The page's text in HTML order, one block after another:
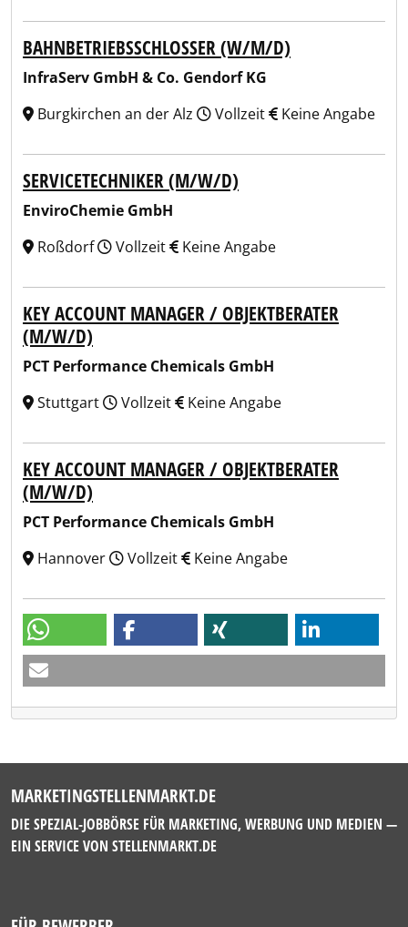
BAHNBETRIEBSSCHLOSSER (W/M/D)
InfraServ GmbH & Co. Gendorf KG
Burgkirchen an der Alz
Vollzeit Keine Angabe
SERVICETECHNIKER (M/W/D)
EnviroChemie GmbH
Roßdorf
Vollzeit Keine Angabe
KEY ACCOUNT MANAGER / OBJEKTBERATER
(M/W/D)
PCT Performance Chemicals GmbH
Stuttgart
Vollzeit Keine Angabe
KEY ACCOUNT MANAGER / OBJEKTBERATER
(M/W/D)
PCT Performance Chemicals GmbH
Hannover
Vollzeit Keine Angabe
MARKETINGSTELLENMARKT.DE
DIE SPEZIAL-JOBBÖRSE FÜR MARKETING, WERBUNG UND MEDIEN —
EIN SERVICE VON STELLENMARKT.DE